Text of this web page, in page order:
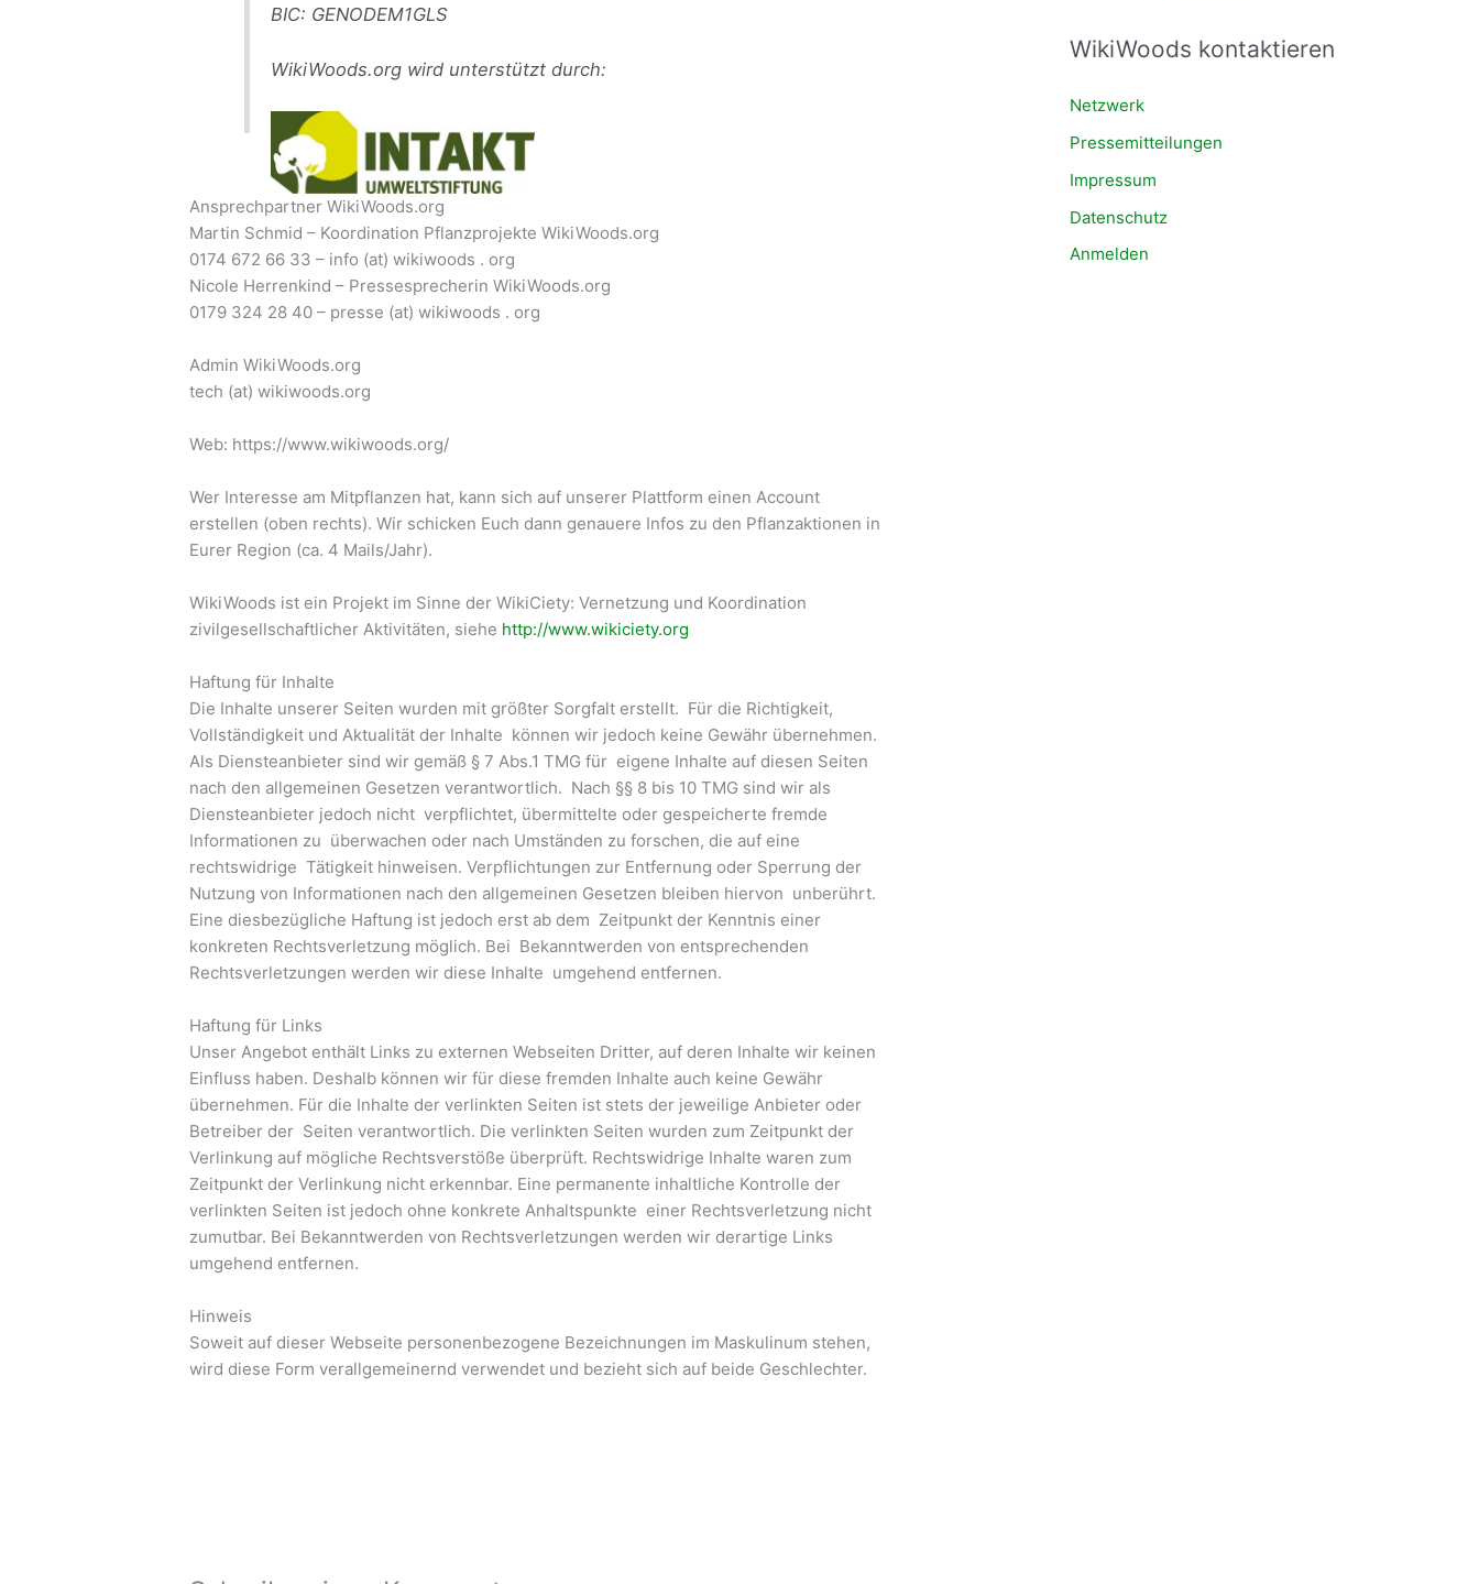
BIC: GENODEM1GLS
WikiWoods.org wird unterstützt durch:
Ansprechpartner WikiWoods.org
Martin Schmid – Koordination Pflanzprojekte WikiWoods.org
0174 672 66 33 – info (at) wikiwoods . org
Nicole Herrenkind – Pressesprecherin WikiWoods.org
0179 324 28 40 – presse (at) wikiwoods . org
Admin WikiWoods.org
tech (at) wikiwoods.org
Web: https://www.wikiwoods.org/
Wer Interesse am Mitpflanzen hat, kann sich auf unserer Plattform einen Account
erstellen (oben rechts). Wir schicken Euch dann genauere Infos zu den Pflanzaktionen in
Eurer Region (ca. 4 Mails/Jahr).
WikiWoods ist ein Projekt im Sinne der WikiCiety: Vernetzung und Koordination
zivilgesellschaftlicher Aktivitäten, siehe http://www.wikiciety.org
Haftung für Inhalte
Die Inhalte unserer Seiten wurden mit größter Sorgfalt erstellt. Für die Richtigkeit,
Vollständigkeit und Aktualität der Inhalte können wir jedoch keine Gewähr übernehmen.
Als Diensteanbieter sind wir gemäß § 7 Abs.1 TMG für eigene Inhalte auf diesen Seiten
nach den allgemeinen Gesetzen verantwortlich. Nach §§ 8 bis 10 TMG sind wir als
Diensteanbieter jedoch nicht verpflichtet, übermittelte oder gespeicherte fremde
Informationen zu überwachen oder nach Umständen zu forschen, die auf eine
rechtswidrige Tätigkeit hinweisen. Verpflichtungen zur Entfernung oder Sperrung der
Nutzung von Informationen nach den allgemeinen Gesetzen bleiben hiervon unberührt.
Eine diesbezügliche Haftung ist jedoch erst ab dem Zeitpunkt der Kenntnis einer
konkreten Rechtsverletzung möglich. Bei Bekanntwerden von entsprechenden
Rechtsverletzungen werden wir diese Inhalte umgehend entfernen.
Haftung für Links
Unser Angebot enthält Links zu externen Webseiten Dritter, auf deren Inhalte wir keinen
Einfluss haben. Deshalb können wir für diese fremden Inhalte auch keine Gewähr
übernehmen. Für die Inhalte der verlinkten Seiten ist stets der jeweilige Anbieter oder
Betreiber der Seiten verantwortlich. Die verlinkten Seiten wurden zum Zeitpunkt der
Verlinkung auf mögliche Rechtsverstöße überprüft. Rechtswidrige Inhalte waren zum
Zeitpunkt der Verlinkung nicht erkennbar. Eine permanente inhaltliche Kontrolle der
verlinkten Seiten ist jedoch ohne konkrete Anhaltspunkte einer Rechtsverletzung nicht
zumutbar. Bei Bekanntwerden von Rechtsverletzungen werden wir derartige Links
umgehend entfernen.
Hinweis
Soweit auf dieser Webseite personenbezogene Bezeichnungen im Maskulinum stehen,
wird diese Form verallgemeinernd verwendet und bezieht sich auf beide Geschlechter.
WikiWoods kontaktieren
Netzwerk
Pressemitteilungen
Impressum
Datenschutz
Anmelden